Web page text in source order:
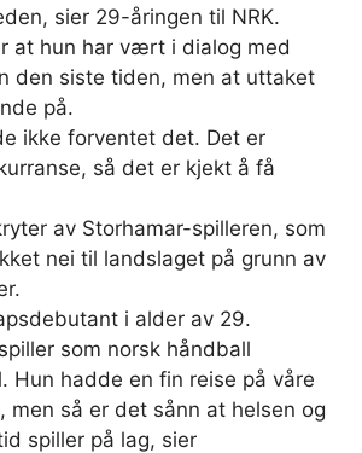
sier 29-åringen til NRK.
at hun har vært i dialog med
den siste tiden, men at uttaket
på.
ikke forventet det. Det er
så det er kjekt å få
av Storhamar-spilleren, som
nei til landslaget på grunn av
i alder av 29.
som norsk håndball
Hun hadde en fin reise på våre
men så er det sånn at helsen og
spiller på lag, sier